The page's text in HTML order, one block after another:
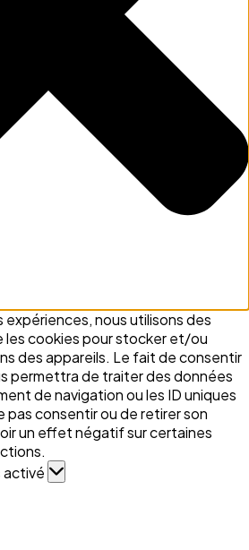
expériences, nous utilisons des
cookies pour stocker et/ou
des appareils. Le fait de consentir
permettra de traiter des données
de navigation ou les ID uniques
pas consentir ou de retirer son
un effet négatif sur certaines
activé